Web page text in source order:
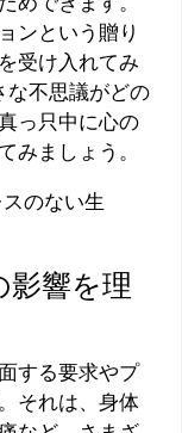
ンという贈り
受け入れてみ
な不思議がどの
っ只中に心の
みましょう。
影響を理
する要求やプ
それは、身体